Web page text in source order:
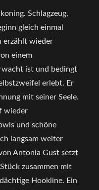
Schlagzeug,
gleich einmal
erzählt wieder
einem
ist und bedingt
erlebt. Er
mit seiner Seele.
wieder
und schöne
langsam weiter
Antonia Gust setzt
zusammen mit
Hookline. Ein